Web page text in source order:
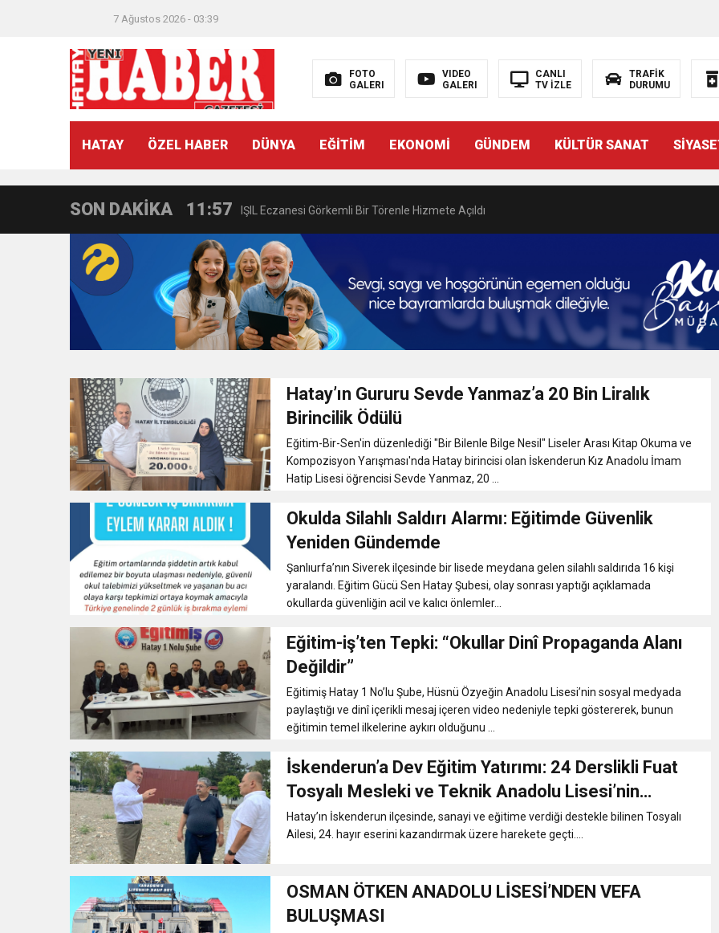
7 Ağustos 2026 - 03:39
FOTO
GALERI
VIDEO
GALERI
CANLI
TV İZLE
TRAFİK
DURUMU
HATAY ÖZEL HABER DÜNYA EĞİTİM EKONOMİ GÜNDEM KÜLTÜR SANAT
SON DAKİKA
21:40
18:22 BAŞKAN SAMİ ÜSTÜN’DEN GÖNÜLLERE DOKUNAN ZİYARET
11:47
11:57 IŞIL Eczanesi Görkemli Bir Törenle Hizmete Açıldı
21:40 HİKMET KAMİL ERYILMAZ’DAN EĞİTİME KALICI YATIRIM
3:47 Belediye Başkanı İbrahim Gül, Cumhuriyet, Türk Milletinin Özgürlük ve Onur Nişanesidir
6:19
17:36 KURUMLAR VERGİSİ ERTELENDİ
1:00 İTSO İŞ-KUR SGK TOPLANTI DUYURUSU
21:40
18:22 BAŞKAN SAMİ ÜSTÜN’DEN GÖNÜLLERE DOKUNAN ZİYARET
Hatay’ın Gururu Sevde Yanmaz’a 20 Bin Liralık
Birincilik Ödülü
Eğitim-Bir-Sen'in düzenlediği "Bir Bilenle Bilge Nesil" Liseler Arası Kitap Okuma ve
Kompozisyon Yarışması'nda Hatay birincisi olan İskenderun Kız Anadolu İmam
Hatip Lisesi öğrencisi Sevde Yanmaz, 20 ...
Okulda Silahlı Saldırı Alarmı: Eğitimde Güvenlik
Yeniden Gündemde
Şanlıurfa’nın Siverek ilçesinde bir lisede meydana gelen silahlı saldırıda 16 kişi
yaralandı. Eğitim Gücü Sen Hatay Şubesi, olay sonrası yaptığı açıklamada
okullarda güvenliğin acil ve kalıcı önlemler...
Eğitim-iş’ten Tepki: “Okullar Dinî Propaganda Alanı
Değildir”
Eğitimiş Hatay 1 No’lu Şube, Hüsnü Özyeğin Anadolu Lisesi’nin sosyal medyada
paylaştığı ve dinî içerikli mesaj içeren video nedeniyle tepki göstererek, bunun
eğitimin temel ilkelerine aykırı olduğunu ...
İskenderun’a Dev Eğitim Yatırımı: 24 Derslikli Fuat
Tosyalı Mesleki ve Teknik Anadolu Lisesi’nin
Yapımına Başlandı
Hatay’ın İskenderun ilçesinde, sanayi ve eğitime verdiği destekle bilinen Tosyalı
Ailesi, 24. hayır eserini kazandırmak üzere harekete geçti....
OSMAN ÖTKEN ANADOLU LİSESİ’NDEN VEFA
BULUŞMASI